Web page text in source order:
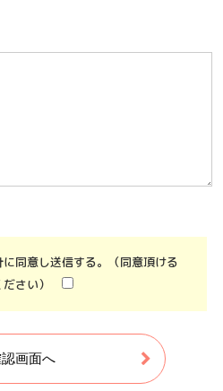
同意し送信する。（同意頂ける
さい）